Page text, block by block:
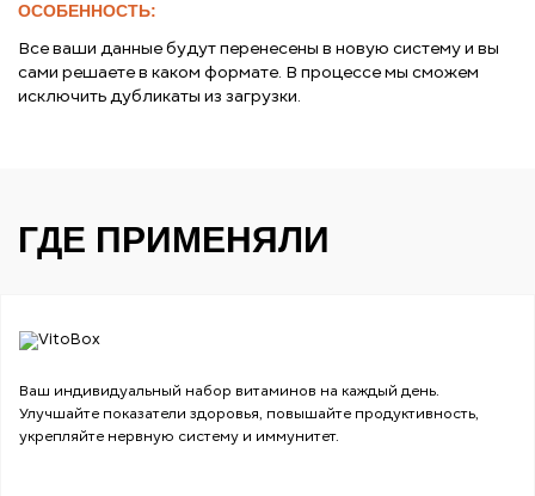
ОСОБЕННОСТЬ:
Все ваши данные будут перенесены в новую систему и вы
сами решаете в каком формате. В процессе мы сможем
исключить дубликаты из загрузки.
ГДЕ ПРИМЕНЯЛИ
Ваш индивидуальный набор витаминов на каждый день.
Улучшайте показатели здоровья, повышайте продуктивность,
укрепляйте нервную систему и иммунитет.